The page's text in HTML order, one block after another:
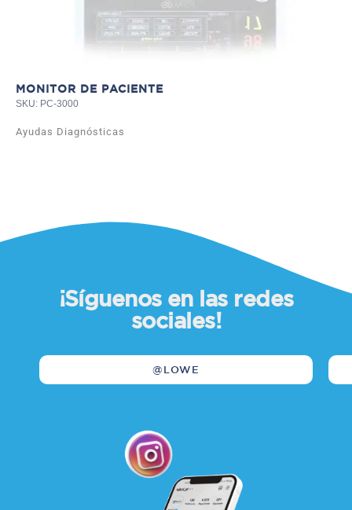
MONITOR DE PACIENTE
SKU: PC-3000
Ayudas Diagnósticas
¡Síguenos en las redes
sociales!
@LOWE